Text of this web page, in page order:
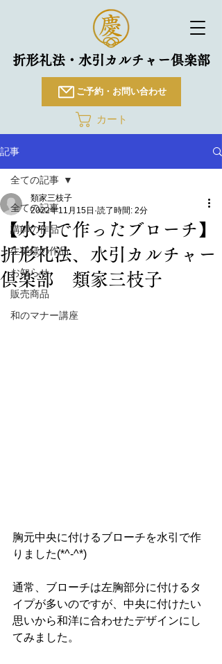
折形礼法・水引カルチャー倶楽部
ご予約・お問い合わせ
カート
記事
全ての記事
講師の作品
生徒様の作品
お知らせ
販売商品
和のマナー講座
全ての記事
【水引で作ったブローチ】
折形礼法、水引カルチャー
倶楽部 類家三枝子
類家三枝子
2022年11月15日 読了時間: 2分
胸元中央に付けるブローチを水引で作
りました(*^-^*)
通常、ブローチは左胸部分に付けるタ
イプが多いのですが、中央に付けたい
思いから和洋に合わせたデザインにし
てみました。